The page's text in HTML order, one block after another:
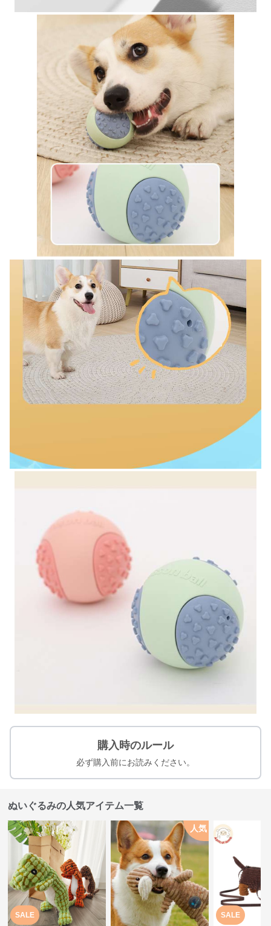
購入時のルール
必ず購入前にお読みください。
ぬいぐるみの人気アイテム一覧
SALE
人気
SALE